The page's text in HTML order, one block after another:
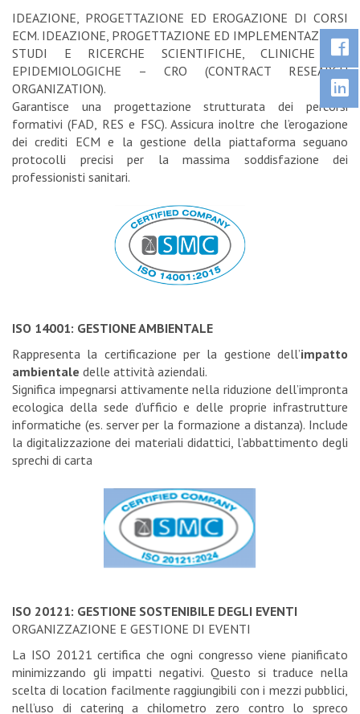
IDEAZIONE, PROGETTAZIONE ED EROGAZIONE DI CORSI
ECM. IDEAZIONE, PROGETTAZIONE ED IMPLEMENTAZIONE
STUDI E RICERCHE SCIENTIFICHE, CLINICHE ED
EPIDEMIOLOGICHE – CRO (CONTRACT RESEARCH
ORGANIZATION).
Garantisce una progettazione strutturata dei percorsi
formativi (FAD, RES e FSC). Assicura inoltre che l’erogazione
dei crediti ECM e la gestione della piattaforma seguano
protocolli precisi per la massima soddisfazione dei
professionisti sanitari.
ISO 14001: GESTIONE AMBIENTALE
Rappresenta la certificazione per la gestione dell’impatto
ambientale delle attività aziendali.
Significa impegnarsi attivamente nella riduzione dell’impronta
ecologica della sede d’ufficio e delle proprie infrastrutture
informatiche (es. server per la formazione a distanza). Include
la digitalizzazione dei materiali didattici, l’abbattimento degli
sprechi di carta
ISO 20121: GESTIONE SOSTENIBILE DEGLI EVENTI
ORGANIZZAZIONE E GESTIONE DI EVENTI
La ISO 20121 certifica che ogni congresso viene pianificato
minimizzando gli impatti negativi. Questo si traduce nella
scelta di location facilmente raggiungibili con i mezzi pubblici,
nell’uso di catering a chilometro zero contro lo spreco